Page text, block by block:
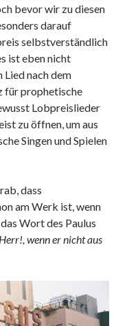
bevor wir zu diesen
darauf
selbstverständlich
ist eben nicht
nach dem
für prophetische
Lobpreislieder
zu öffnen, um aus
Singen und Spielen
dass
am Werk ist, wenn
Wort des Paulus
wenn er nicht aus